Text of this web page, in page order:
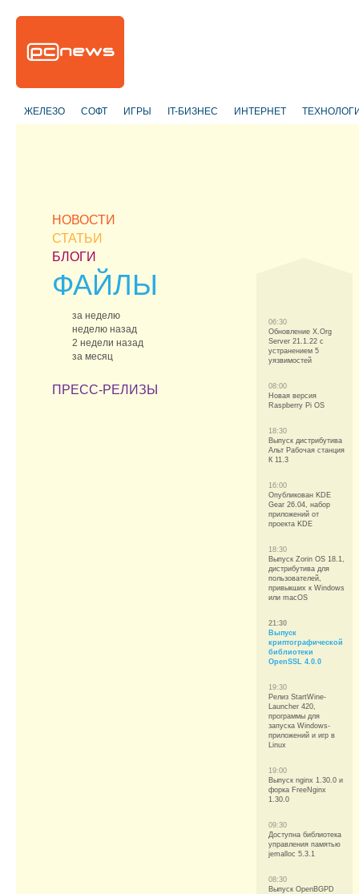
ЖЕЛЕЗО СОФТ ИГРЫ IT-БИЗНЕС ИНТЕРНЕТ
НОВОСТИ
СТАТЬИ
БЛОГИ
ФАЙЛЫ
за неделю
неделю назад
2 недели назад
за месяц
ПРЕСС-РЕЛИЗЫ
06:30
Обновление X.Org
Server 21.1.22 с
устранением 5
уязвимостей
08:00
Новая версия
Raspberry Pi OS
18:30
Выпуск дистрибутива
Альт Рабочая станция
К 11.3
16:00
Опубликован KDE
Gear 26.04, набор
приложений от
проекта KDE
18:30
Выпуск Zorin OS 18.1,
дистрибутива для
пользователей,
привыкших к Windows
или macOS
21:30
Выпуск
криптографической
библиотеки
OpenSSL 4.0.0
19:30
Релиз StartWine-
Launcher 420,
программы для
запуска Windows-
приложений и игр в
Linux
19:00
Выпуск nginx 1.30.0 и
форка FreeNginx
1.30.0
09:30
Доступна библиотека
управления памятью
jemalloc 5.3.1
08:30
Выпуск OpenBGPD